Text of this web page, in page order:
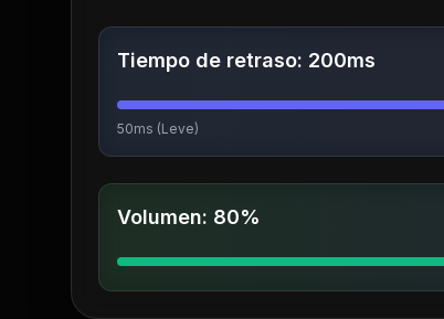
Tiempo de retraso: 200ms
50ms (Leve)
Volumen: 80%